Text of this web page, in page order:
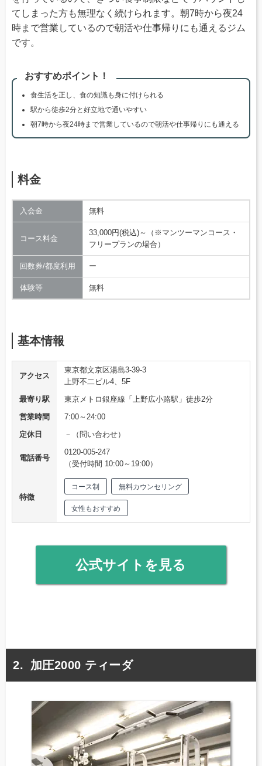
てしまった方も無理なく続けられます。朝7時から夜24
時まで営業しているので朝活や仕事帰りにも通えるジム
です。
おすすめポイント！
食生活を正し、食の知識も身に付けられる
駅から徒歩2分と好立地で通いやすい
朝7時から夜24時まで営業しているので朝活や仕事帰りにも通える
料金
入会金 無料
コース料金
33,000円(税込)～（※マンツーマンコース・
フリープランの場合）
回数券/都度利用 ー
体験等 無料
基本情報
アクセス
東京都文京区湯島3-39-3
上野不二ビル4、5F
最寄り駅
東京メトロ銀座線「上野広小路駅」徒歩2分
営業時間
7:00～24:00
定休日
－（問い合わせ）
電話番号
0120-005-247
（受付時間 10:00～19:00）
特徴
コース制 無料カウンセリング
女性もおすすめ
公式サイトを見る
加圧2000 ティーダ